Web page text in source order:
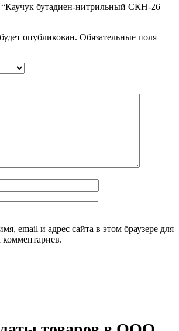
бутадиен-нитрильный СКН-26
опубликован. Обязательные поля
email и адрес сайта в этом браузере для